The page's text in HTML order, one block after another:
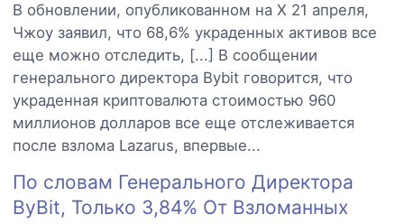
В обновлении, опубликованном на X 21 апреля,
Чжоу заявил, что 68,6% украденных активов все
еще можно отследить, [...] В сообщении
генерального директора Bybit говорится, что
украденная криптовалюта стоимостью 960
миллионов долларов все еще отслеживается
после взлома Lazarus, впервые...
По словам Генерального Директора
ByBit, Только 3,84% От Взломанных